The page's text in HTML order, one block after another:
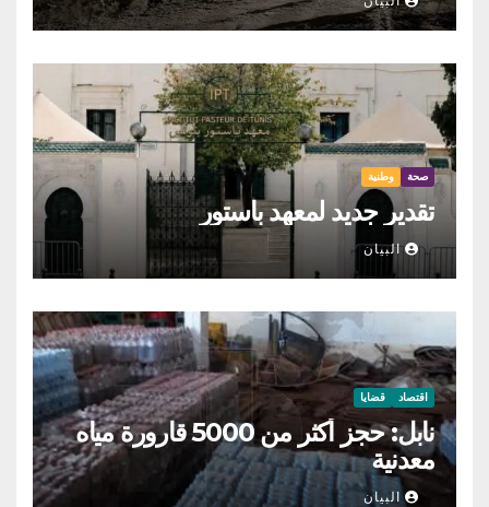
صحة وطنية
تقدير جديد لمعهد باستور
البيان
اقتصاد قضايا
نابل: حجز أكثر من 5000 قارورة مياه
معدنية
البيان